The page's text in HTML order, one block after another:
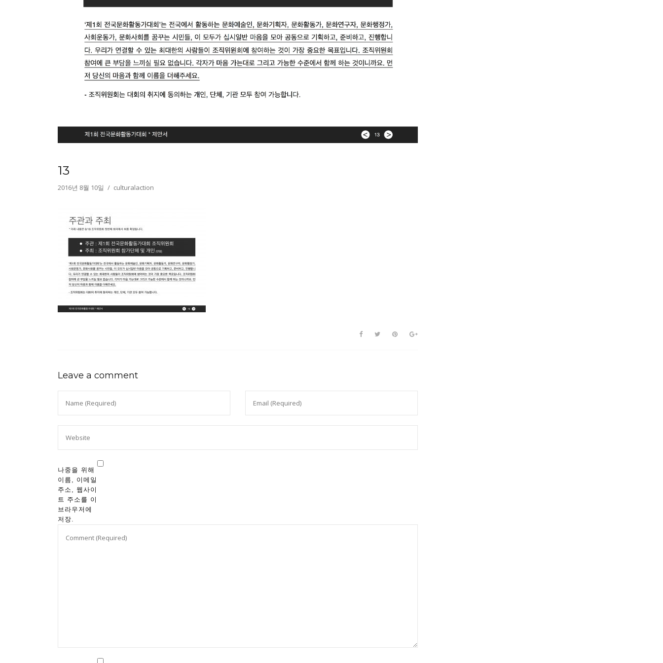
13
2016년 8월 10일 culturalaction
Leave a comment
나중을 위해
이름, 이메일
주소, 웹사이
트 주소를 이
브라우저에
저장.